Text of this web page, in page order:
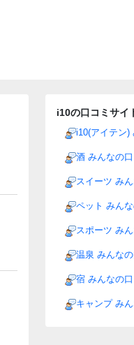
i10の口コミサイ
i10(アイテン)
酒 みんなの
スイーツ み
ペット みん
スポーツ み
温泉 みんな
宿 みんなの
キャンプ み